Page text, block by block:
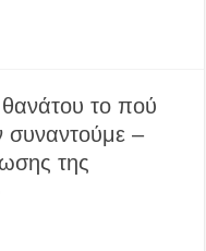
το πού
συναντούμε –
της